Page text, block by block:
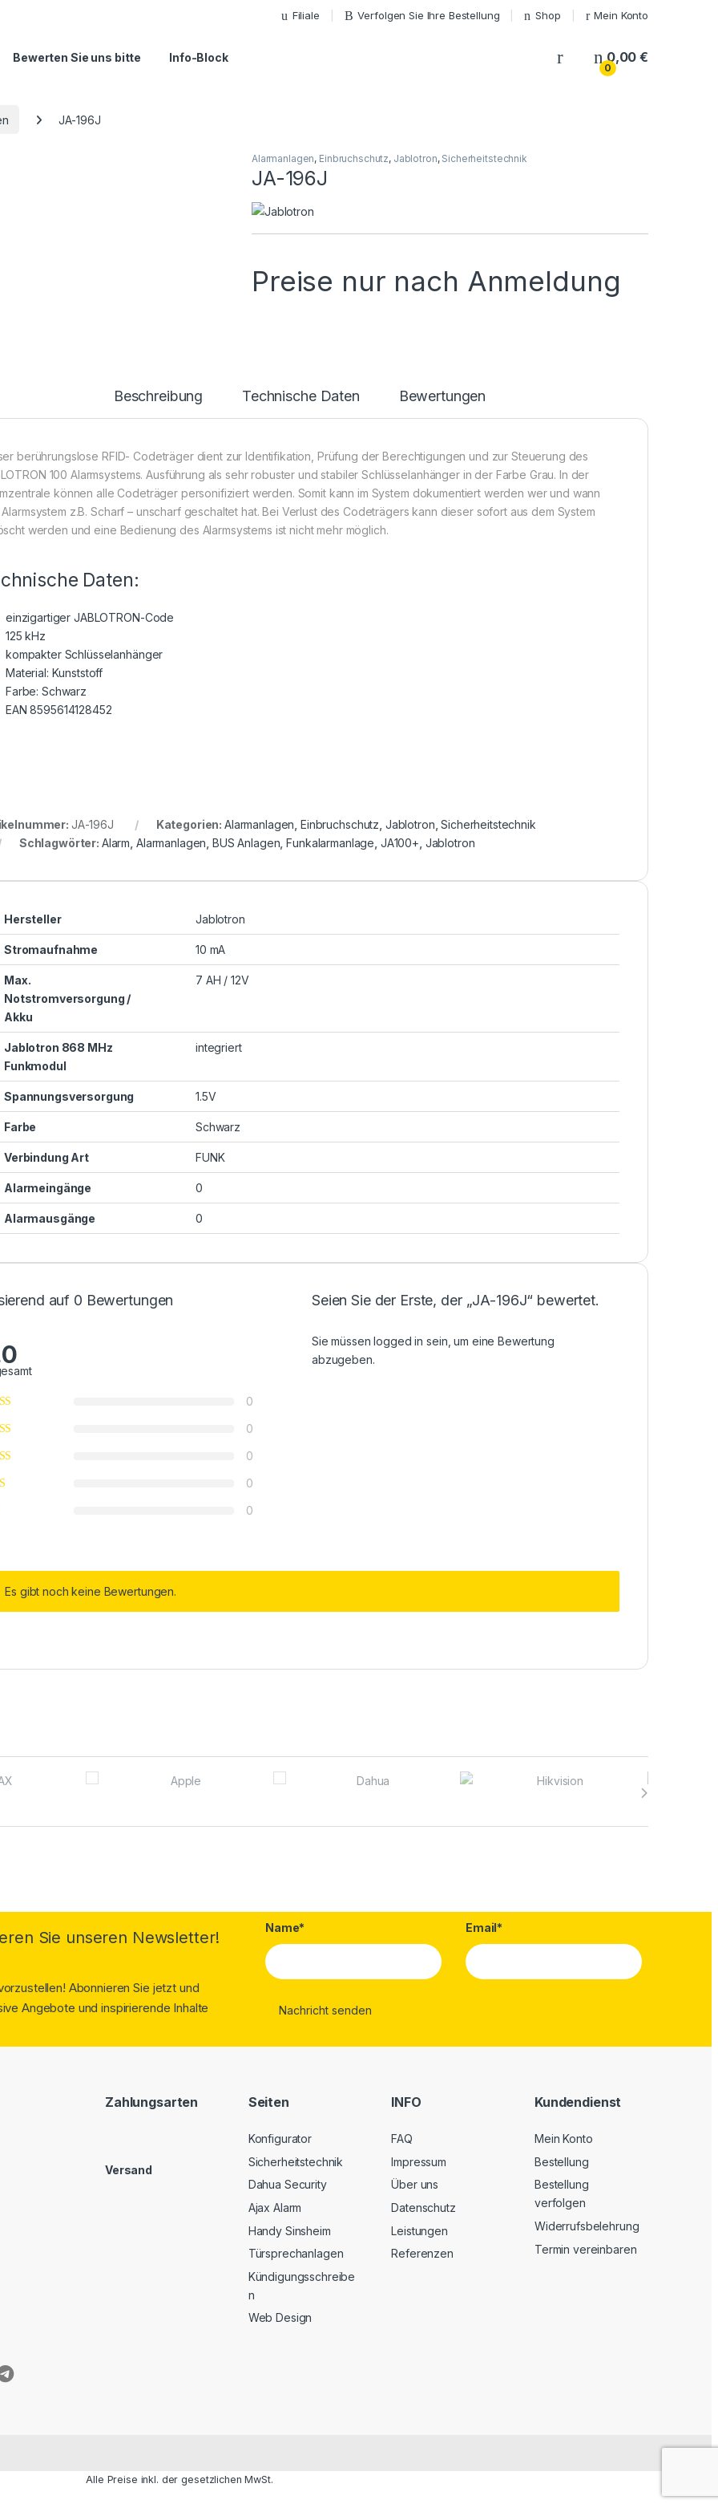
Filiale Verfolgen Sie Ihre Bestellung Shop Mein Konto
Bewerten Sie uns bitte Info-Block My Account
0
0,00€
JA-196J
Alarmanlagen, Einbruchschutz, Jablotron, Sicherheitstechnik
JA-196J
Preise nur nach Anmeldung
Beschreibung Technische Daten Bewertungen
berührungslose RFID- Codeträger dient zur Identifikation, Prüfung der Berechtigungen und zur Steuerung des
100 Alarmsystems. Ausführung als sehr robuster und stabiler Schlüsselanhänger in der Farbe Grau. In der
können alle Codeträger personifiziert werden. Somit kann im System dokumentiert werden wer und wann
Alarmsystem z.B. Scharf – unscharf geschaltet hat. Bei Verlust des Codeträgers kann dieser sofort aus dem System
werden und eine Bedienung des Alarmsystems ist nicht mehr möglich.
Daten:
einzigartiger JABLOTRON-Code
125 kHz
kompakter Schlüsselanhänger
Material: Kunststoff
Farbe: Schwarz
EAN 8595614128452
JA-196J Kategorien: Alarmanlagen,Einbruchschutz, Jablotron,Sicherheitstechnik
Schlagwörter: Alarm, Alarmanlagen, BUS Anlagen,Funkalarmanlage, JA100+, Jablotron
Hersteller Jablotron
Stromaufnahme 10 mA
Max.
Notstromversorgung /
Akku
7 AH / 12V
Jablotron 868 MHz
Funkmodul
integriert
Spannungsversorgung 1.5V
Farbe Schwarz
Verbindung Art FUNK
Alarmeingänge 0
Alarmausgänge 0
auf 0 Bewertungen
0
0
0
0
0
Seien Sie der Erste, der „JA-196J“ bewertet.
Sie müssenlogged in sein, um eine Bewertung
abzugeben.
Es gibt noch keine Bewertungen.
Sie unseren Newsletter!
Abonnieren Sie jetzt und
Angebote und inspirierende Inhalte
Name* Email*
Zahlungsarten
Versand
Seiten
Konfigurator
Sicherheitstechnik
Dahua Security
Ajax Alarm
Handy Sinsheim
Türsprechanlagen
Kündigungsschreibe
n
Web Design
INFO
FAQ
Impressum
Über uns
Datenschutz
Leistungen
Referenzen
Kundendienst
Mein Konto
Bestellung
Bestellung
verfolgen
Widerrufsbelehrung
Termin vereinbaren
Alle Preise inkl. der gesetzlichen MwSt.